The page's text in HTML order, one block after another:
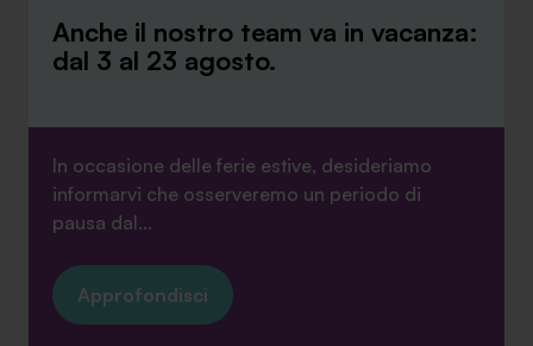
Anche il nostro team va in vacanza:
dal 3 al 23 agosto.
In occasione delle ferie estive, desideriamo
informarvi che osserveremo un periodo di
pausa dal...
Approfondisci